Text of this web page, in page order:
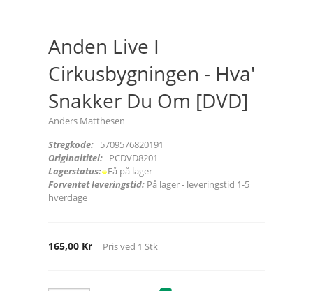
Anden Live I
Cirkusbygningen - Hva'
Snakker Du Om [DVD]
Anders Matthesen
Stregkode: 5709576820191
Originaltitel: PCDVD8201
Lagerstatus: Få på lager
Forventet leveringstid: På lager - leveringstid 1-5
hverdage
165,00 Kr Pris ved 1 Stk